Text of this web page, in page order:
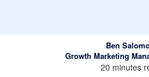
Ben
Growth Marketing
20 minutes